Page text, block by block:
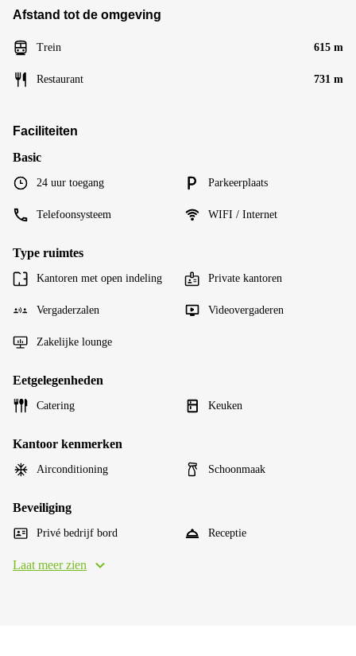
Afstand tot de omgeving
Trein 615 m
Restaurant 731 m
Faciliteiten
Basic
24 uur toegang Parkeerplaats
Telefoonsysteem WIFI / Internet
Type ruimtes
Kantoren met open indeling Private kantoren
Vergaderzalen Videovergaderen
Zakelijke lounge
Eetgelegenheden
Catering Keuken
Kantoor kenmerken
Airconditioning Schoonmaak
Beveiliging
Privé bedrijf bord Receptie
Laat meer zien